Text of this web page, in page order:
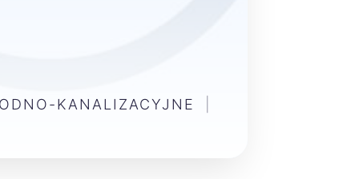
KANALIZACYJNE